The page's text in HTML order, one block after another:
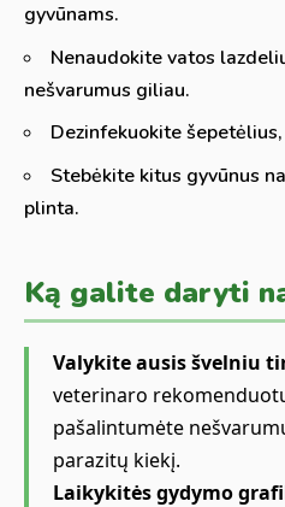
gyvūnams.
Nenaudokite vatos
nešvarumus giliau.
Dezinfekuokite
Stebėkite kitus gyvūnus
plinta.
Ką galite daryti
Valykite ausis švelniu
veterinaro
pašalintumėte
parazitų kiekį.
Laikykitės gydymo